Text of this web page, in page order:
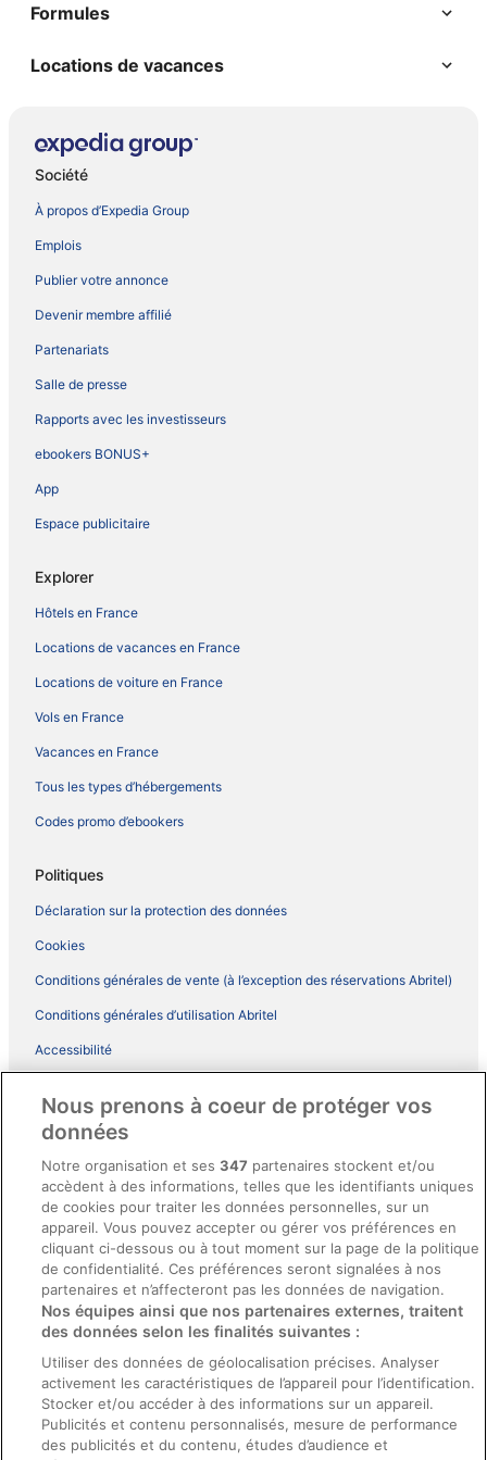
Formules
Locations de vacances
Société
À propos d’Expedia Group
Emplois
Publier votre annonce
Devenir membre affilié
Partenariats
Salle de presse
Rapports avec les investisseurs
ebookers BONUS+
App
Espace publicitaire
Explorer
Hôtels en France
Locations de vacances en France
Locations de voiture en France
Vols en France
Vacances en France
Tous les types d’hébergements
Codes promo d’ebookers
Politiques
Déclaration sur la protection des données
Cookies
Conditions générales de vente (à l’exception des réservations Abritel)
Conditions générales d’utilisation Abritel
Accessibilité
Conditions générales du programme BONUS+ d’ebookers
Directives de contenu et signalement de contenus
Aide
Soutien
Annuler votre réservation d’hôtel ou de propriété de vacances
Échéances de remboursement
Utiliser un coupon ebookers
Nous prenons à coeur de protéger vos
données
Notre organisation et ses347 partenaires stockent et/ou
accèdent à des informations, telles que les identifiants uniques
de cookies pour traiter les données personnelles, sur un
appareil. Vous pouvez accepter ou gérer vos préférences en
cliquant ci-dessous ou à tout moment sur la page de la politique
de confidentialité. Ces préférences seront signalées à nos
partenaires et n’affecteront pas les données de navigation.
Nos équipes ainsi que nos partenaires externes, traitent
des données selon les finalités suivantes :
Utiliser des données de géolocalisation précises. Analyser
activement les caractéristiques de l’appareil pour l’identification.
Stocker et/ou accéder à des informations sur un appareil.
Publicités et contenu personnalisés, mesure de performance
des publicités et du contenu, études d’audience et